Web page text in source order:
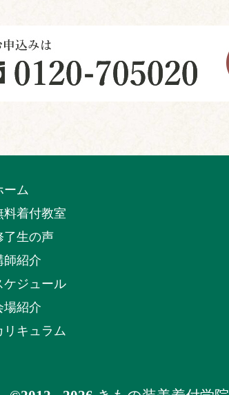
ーム
料着付教室
了生の声
師紹介
ケジュール
場紹介
リキュラム